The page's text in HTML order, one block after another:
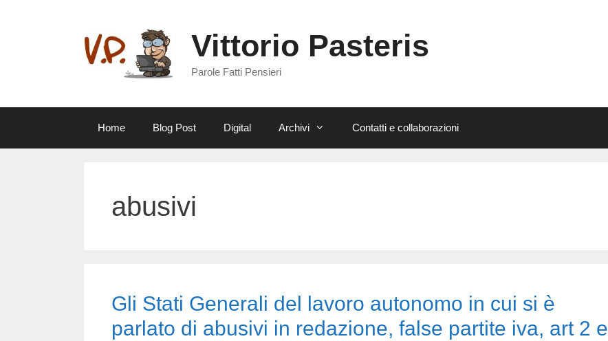
Vittorio Pasteris
Parole Fatti Pensieri
Home Blog Post Digital Archivi Contatti e collaborazioni
abusivi
Gli Stati Generali del lavoro autonomo in cui si è
parlato di abusivi in redazione, false partite iva, art 2 e